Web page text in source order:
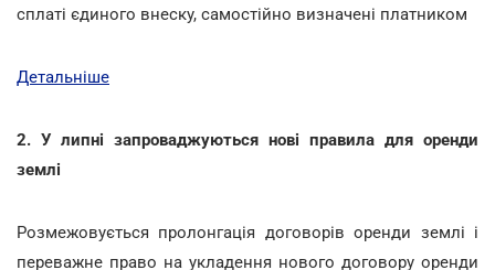
сплаті єдиного внеску, самостійно визначені платником
Детальніше
2. У липні запроваджуються нові правила для оренди
землі
Розмежовується пролонгація договорів оренди землі і
переважне право на укладення нового договору оренди